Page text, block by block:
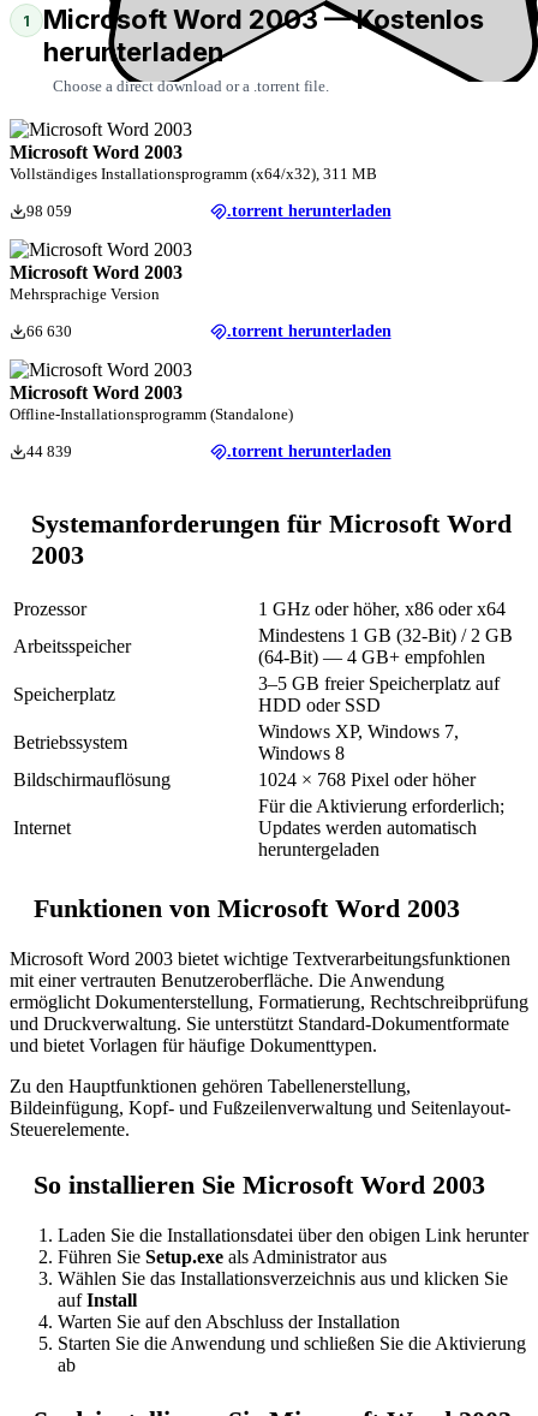
1
Microsoft Word 2003 — Kostenlos
herunterladen
Choose a direct download or a .torrent file.
Microsoft Word 2003
Vollständiges Installationsprogramm (x64/x32), 311 MB
98 059 .torrent herunterladen
Microsoft Word 2003
Mehrsprachige Version
66 630 .torrent herunterladen
Microsoft Word 2003
Offline-Installationsprogramm (Standalone)
44 839 .torrent herunterladen
Systemanforderungen für Microsoft Word
2003
Prozessor
1 GHz oder höher, x86 oder x64
Arbeitsspeicher
Mindestens 1 GB (32-Bit) / 2 GB
(64-Bit) — 4 GB+ empfohlen
Speicherplatz
3–5 GB freier Speicherplatz auf
HDD oder SSD
Betriebssystem
Windows XP, Windows 7,
Windows 8
Bildschirmauflösung
1024 × 768 Pixel oder höher
Internet
Für die Aktivierung erforderlich;
Updates werden automatisch
heruntergeladen
Funktionen von Microsoft Word 2003
Microsoft Word 2003 bietet wichtige Textverarbeitungsfunktionen
mit einer vertrauten Benutzeroberfläche. Die Anwendung
ermöglicht Dokumenterstellung, Formatierung, Rechtschreibprüfung
und Druckverwaltung. Sie unterstützt Standard-Dokumentformate
und bietet Vorlagen für häufige Dokumenttypen.
Zu den Hauptfunktionen gehören Tabellenerstellung,
Bildeinfügung, Kopf- und Fußzeilenverwaltung und Seitenlayout-
Steuerelemente.
So installieren Sie Microsoft Word 2003
Laden Sie die Installationsdatei über den obigen Link herunter
Führen Sie Setup.exe als Administrator aus
Wählen Sie das Installationsverzeichnis aus und klicken Sie
aufInstall
Warten Sie auf den Abschluss der Installation
Starten Sie die Anwendung und schließen Sie die Aktivierung
ab